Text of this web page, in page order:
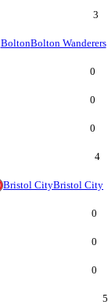
3
BoltonBolton Wanderers
0
0
0
4
Bristol CityBristol City
0
0
0
5